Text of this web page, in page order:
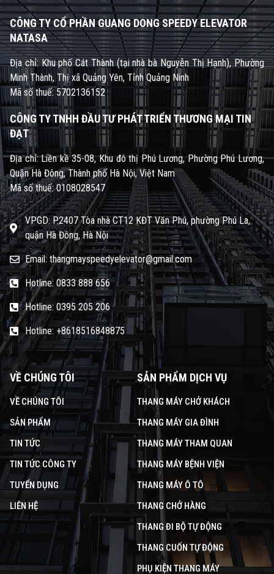
CÔNG TY CỔ PHẦN GUANG DONG SPEEDY ELEVATOR
NATASA
Địa chỉ: Khu phố Cát Thành (tại nhà bà Nguyễn Thị Hạnh), Phường
Minh Thành, Thị xã Quảng Yên, Tỉnh Quảng Ninh
Mã số thuế: 5702136152
CÔNG TY TNHH ĐẦU TƯ PHÁT TRIỂN THƯƠNG MẠI TIN
ĐẠT
Địa chỉ: Liền kề 35-08, Khu đô thị Phú Lương, Phường Phú Lương,
Quận Hà Đông, Thành phố Hà Nội, Việt Nam
Mã số thuế: 0108028547
VPGD: P.2407 Tòa nhà CT12 KĐT Văn Phú, phường Phú La,
quận Hà Đông, Hà Nội
Email: thangmayspeedyelevator@gmail.com
Hotline: 0833 888 656
Hotline: 0395 205 206
Hotline: +8618516848875
VỀ CHÚNG TÔI
VỀ CHÚNG TÔI
SẢN PHẨM
TIN TỨC
TIN TỨC CÔNG TY
TUYỂN DỤNG
LIÊN HỆ
SẢN PHẨM DỊCH VỤ
THANG MÁY CHỞ KHÁCH
THANG MÁY GIA ĐÌNH
THANG MÁY THAM QUAN
THANG MÁY BỆNH VIỆN
THANG MÁY Ô TÔ
THANG CHỞ HÀNG
THANG ĐI BỘ TỰ ĐỘNG
THANG CUỐN TỰ ĐỘNG
PHỤ KIỆN THANG MÁY